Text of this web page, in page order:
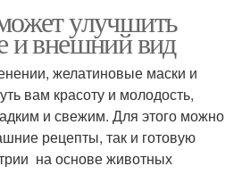
улучшить
и внешний вид
желатиновые маски и
вам красоту и молодость,
и свежим. Для этого можно
рецепты, так и готовую
на основе животных